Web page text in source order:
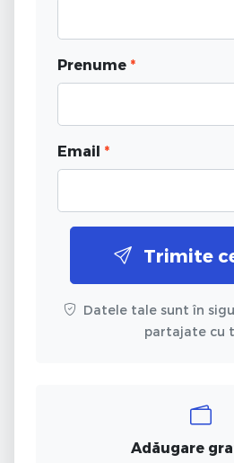
Prenume *
Email *
Trimite
Datele tale sunt în
partajate cu
Adăugare